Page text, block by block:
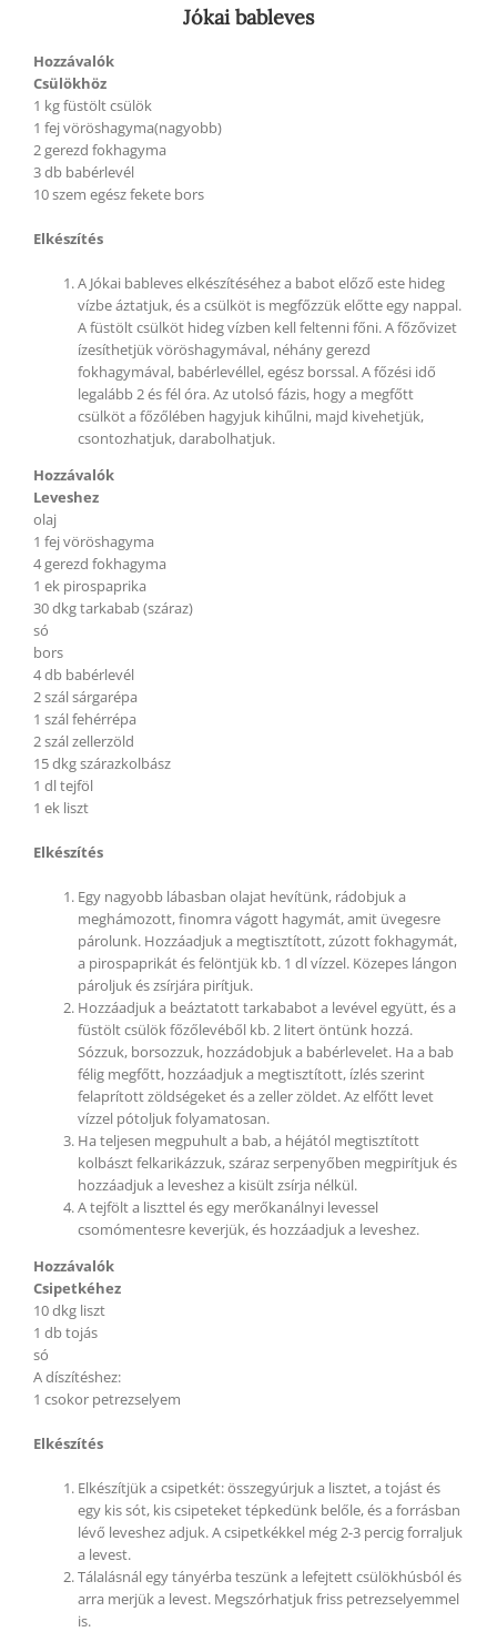
Jókai bableves
Hozzávalók
Csülökhöz
1 kg füstölt csülök
1 fej vöröshagyma(nagyobb)
2 gerezd fokhagyma
3 db babérlevél
10 szem egész fekete bors
Elkészítés
A Jókai bableves elkészítéséhez a babot előző este hideg
vízbe áztatjuk, és a csülköt is megfőzzük előtte egy nappal.
A füstölt csülköt hideg vízben kell feltenni főni. A főzővizet
ízesíthetjük vöröshagymával, néhány gerezd
fokhagymával, babérlevéllel, egész borssal. A főzési idő
legalább 2 és fél óra. Az utolsó fázis, hogy a megfőtt
csülköt a főzőlében hagyjuk kihűlni, majd kivehetjük,
csontozhatjuk, darabolhatjuk.
Hozzávalók
Leveshez
olaj
1 fej vöröshagyma
4 gerezd fokhagyma
1 ek pirospaprika
30 dkg tarkabab (száraz)
só
bors
4 db babérlevél
2 szál sárgarépa
1 szál fehérrépa
2 szál zellerzöld
15 dkg szárazkolbász
1 dl tejföl
1 ek liszt
Elkészítés
Egy nagyobb lábasban olajat hevítünk, rádobjuk a
meghámozott, finomra vágott hagymát, amit üvegesre
párolunk. Hozzáadjuk a megtisztított, zúzott fokhagymát,
a pirospaprikát és felöntjük kb. 1 dl vízzel. Közepes lángon
pároljuk és zsírjára pirítjuk.
Hozzáadjuk a beáztatott tarkababot a levével együtt, és a
füstölt csülök főzőlevéből kb. 2 litert öntünk hozzá.
Sózzuk, borsozzuk, hozzádobjuk a babérlevelet. Ha a bab
félig megfőtt, hozzáadjuk a megtisztított, ízlés szerint
felaprított zöldségeket és a zeller zöldet. Az elfőtt levet
vízzel pótoljuk folyamatosan.
Ha teljesen megpuhult a bab, a héjától megtisztított
kolbászt felkarikázzuk, száraz serpenyőben megpirítjuk és
hozzáadjuk a leveshez a kisült zsírja nélkül.
A tejfölt a liszttel és egy merőkanálnyi levessel
csomómentesre keverjük, és hozzáadjuk a leveshez.
Hozzávalók
Csipetkéhez
10 dkg liszt
1 db tojás
só
A díszítéshez:
1 csokor petrezselyem
Elkészítés
Elkészítjük a csipetkét: összegyúrjuk a lisztet, a tojást és
egy kis sót, kis csipeteket tépkedünk belőle, és a forrásban
lévő leveshez adjuk. A csipetkékkel még 2-3 percig forraljuk
a levest.
Tálalásnál egy tányérba teszünk a lefejtett csülökhúsból és
arra merjük a levest. Megszórhatjuk friss petrezselyemmel
is.